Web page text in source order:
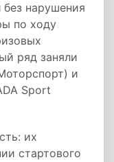
нарушения
по ходу
ряд заняли
и
Sport
их
стартового